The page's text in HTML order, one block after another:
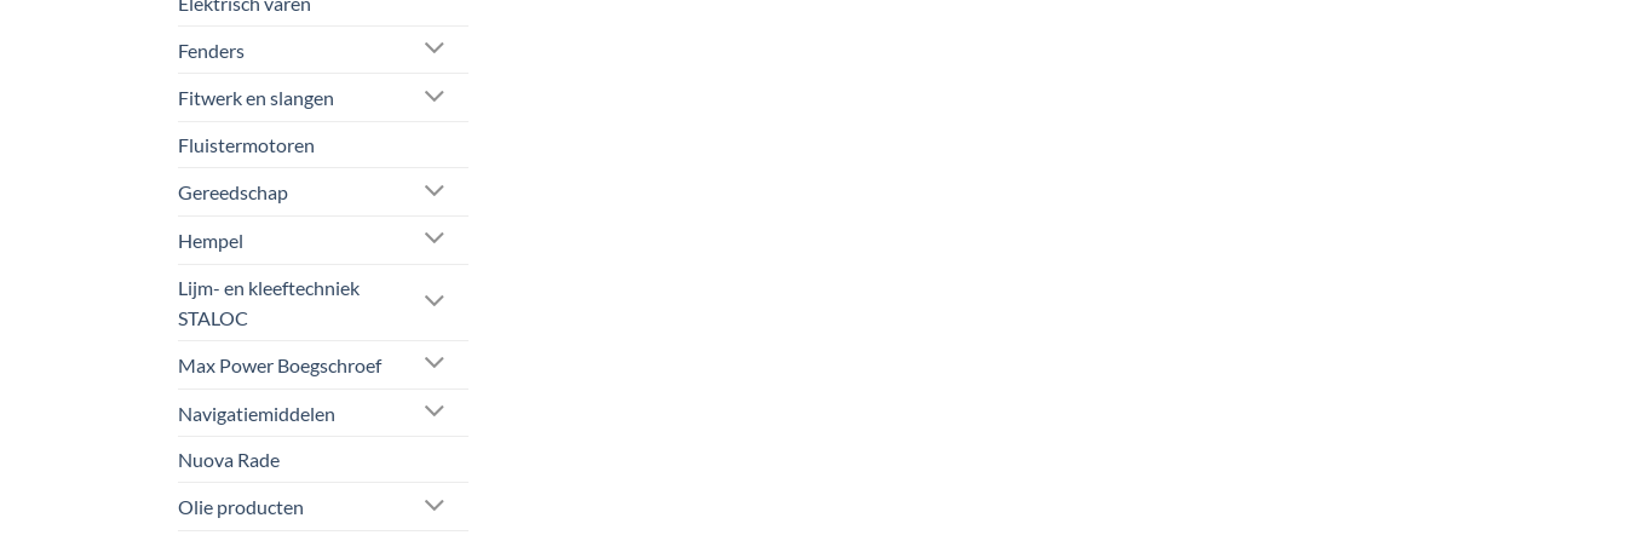
Fenders
Fitwerk en slangen
Fluistermotoren
Gereedschap
Hempel
Lijm- en kleeftechniek
STALOC
Max Power Boegschroef
Navigatiemiddelen
Nuova Rade
Olie producten